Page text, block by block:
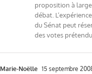
proposition à
débat.
du Sénat peut
des votes
Marie-Noëlle 15 septembre